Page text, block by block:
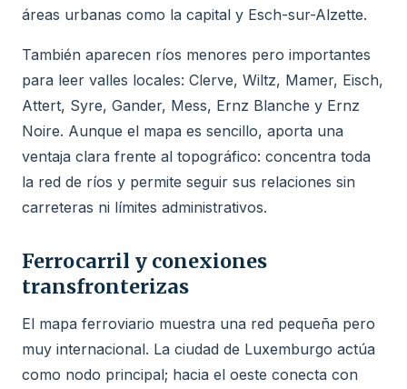
áreas urbanas como la capital y Esch-sur-Alzette.
También aparecen ríos menores pero importantes
para leer valles locales: Clerve, Wiltz, Mamer, Eisch,
Attert, Syre, Gander, Mess, Ernz Blanche y Ernz
Noire. Aunque el mapa es sencillo, aporta una
ventaja clara frente al topográfico: concentra toda
la red de ríos y permite seguir sus relaciones sin
carreteras ni límites administrativos.
Ferrocarril y conexiones
transfronterizas
El mapa ferroviario muestra una red pequeña pero
muy internacional. La ciudad de Luxemburgo actúa
como nodo principal; hacia el oeste conecta con